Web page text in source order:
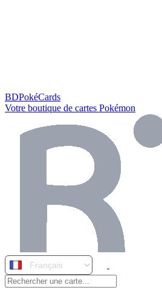
BDPokéCards
Votre boutique de cartes Pokémon